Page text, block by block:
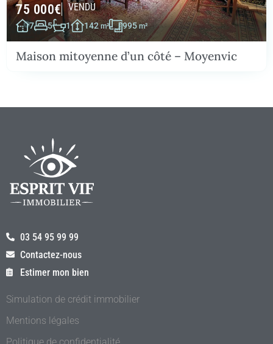
75 000€ VENDU
7 5 1 142m² 995m²
Maison mitoyenne d’un côté – Moyenvic
03 54 95 99 99
Contactez-nous
Estimer mon bien
Simulation de crédit immobilier
Mentions légales
Politique de confidentialité